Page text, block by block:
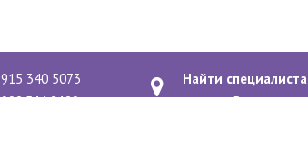
340 5073
544 3420
Найти специалиста
рядом с Вами